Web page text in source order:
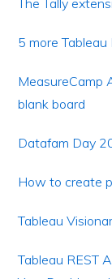
The Tally
5 more Tableau
MeasureCamp
blank board
Datafam Day
How to create
Tableau
Tableau REST